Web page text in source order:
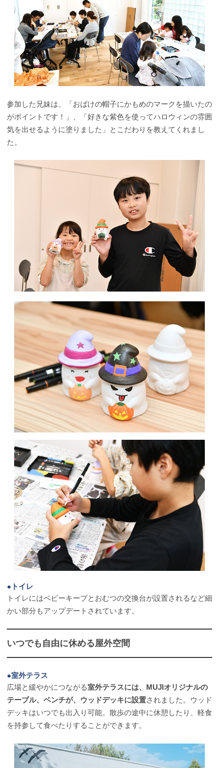
参加した兄妹は、「おばけの帽子にかもめのマークを描いたの
がポイントです！」、「好きな紫色を使ってハロウィンの雰囲
気を出せるように塗りました」とこだわりを教えてくれまし
た。
●トイレ
トイレにはベビーキープとおむつの交換台が設置されるなど細
かい部分もアップデートされています。
いつでも自由に休める屋外空間
●室外テラス
広場と緩やかにつながる室外テラスには、MUJIオリジナルの
テーブル、ベンチが、ウッドデッキに設置されました。ウッド
デッキはいつでも出入り可能。散歩の途中に休憩したり、軽食
を持参して食べたりすることができます。